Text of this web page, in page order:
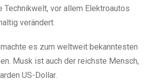
Technikwelt, vor allem Elektroautos
verändert.
es zum weltweit bekanntesten
Musk ist auch der reichste Mensch,
US-Dollar.